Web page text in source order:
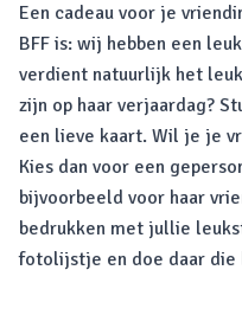
Een cadeau voor je
BFF is: wij hebben een
verdient natuurlijk het
zijn op haar verjaardag?
een lieve kaart. Wil je je
Kies dan voor een
bijvoorbeeld voor haar
bedrukken met jullie
fotolijstje en doe daar die